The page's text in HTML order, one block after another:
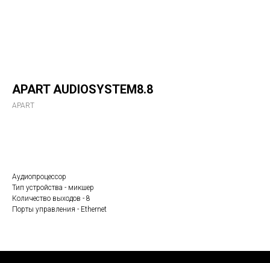
APART AUDIOSYSTEM8.8
APART
Аудиопроцессор
Тип устройства - микшер
Количество выходов - 8
Порты управления - Ethernet